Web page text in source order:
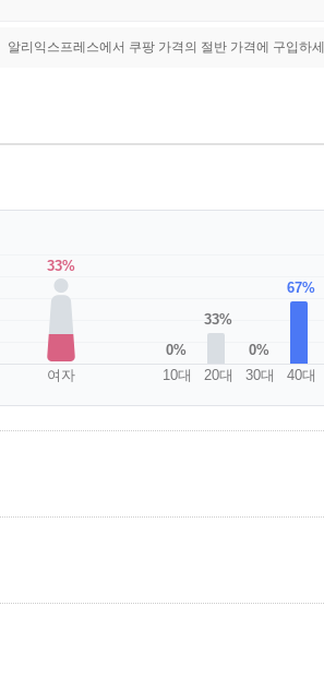
알리익스프레스에서 쿠팡 가격의 절반 가격에 구입하
33%
여자
0%
10대
33%
20대
0%
30대
67%
40대